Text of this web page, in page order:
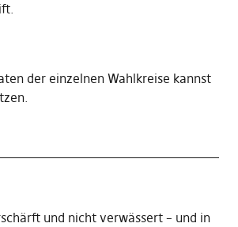
.
der einzelnen Wahlkreise kannst
.
und nicht verwässert – und in